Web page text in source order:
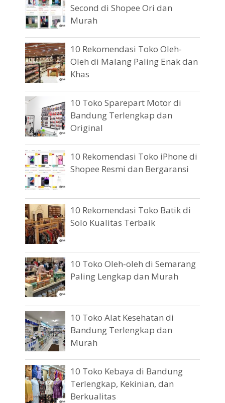
Second di Shopee Ori dan
Murah
10 Rekomendasi Toko Oleh-
Oleh di Malang Paling Enak dan
Khas
10 Toko Sparepart Motor di
Bandung Terlengkap dan
Original
10 Rekomendasi Toko iPhone di
Shopee Resmi dan Bergaransi
10 Rekomendasi Toko Batik di
Solo Kualitas Terbaik
10 Toko Oleh-oleh di Semarang
Paling Lengkap dan Murah
10 Toko Alat Kesehatan di
Bandung Terlengkap dan
Murah
10 Toko Kebaya di Bandung
Terlengkap, Kekinian, dan
Berkualitas